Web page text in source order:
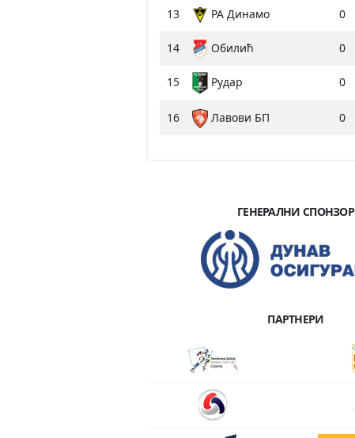
13 РА Динамо 0
14 Обилић 0
15 Рудар 0
16 Лавови БП 0
ГЕНЕРАЛНИ СПОНЗОР
ПАРТНЕРИ